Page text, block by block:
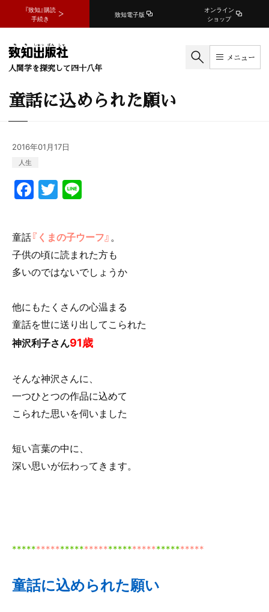
『致知』購読
手続き
致知電子版
オンライン
ショップ
人間学を探究して四十八年
メニュー
童話に込められた願い
2016年01月17日
人生
F
a
c
e
b
o
o
k
T
w
itt
er
e
童話『くまの子ウーフ』。
子供の頃に読まれた方も
多いのではないでしょうか
他にもたくさんの心温まる
童話を世に送り出してこられた
神沢利子さん91歳
そんな神沢さんに、
一つひとつの作品に込めて
こられた思いを伺いました
短い言葉の中に、
深い思いが伝わってきます。
****************************************
童話に込められた願い